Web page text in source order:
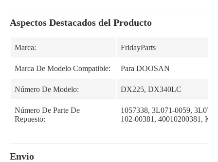
Aspectos Destacados del Producto
Marca: FridayParts
Marca De Modelo Compatible: Para DOOSAN
Número De Modelo: DX225, DX340LC
Número De Parte De
Repuesto:
1057338, 3L071-0059,
102-00381, 40010200381,
Envío